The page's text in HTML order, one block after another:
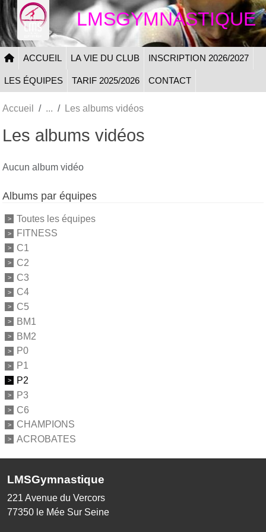
LMSGYMNASTIQUE
ACCUEIL LA VIE DU CLUB INSCRIPTION 2026/2027
LES ÉQUIPES TARIF 2025/2026 CONTACT
Accueil Les albums vidéos
Les albums vidéos
Aucun album vidéo
Albums par équipes
Toutes les équipes
FITNESS
C1
C2
C3
C4
C5
BM1
BM2
P0
P1
P2
P3
C6
CHAMPIONS
ACROBATES
LMSGymnastique
221 Avenue du Vercors
77350 le Mée Sur Seine
Panneau de gestion des cookies